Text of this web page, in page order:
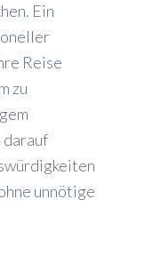
Ein
Reise
zu
darauf
unnötige